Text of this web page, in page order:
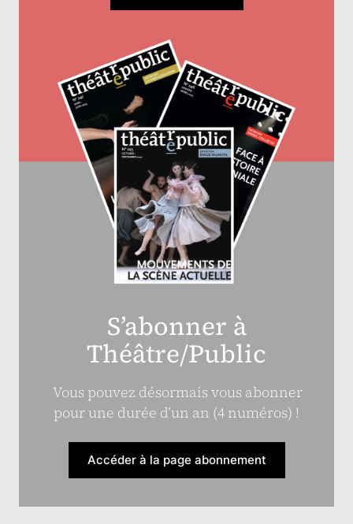
S’abonner à
Théâtre/Public
Vous pouvez désormais vous abonner
pour une durée d’un an (4 numéros) !
Accéder à la page abonnement